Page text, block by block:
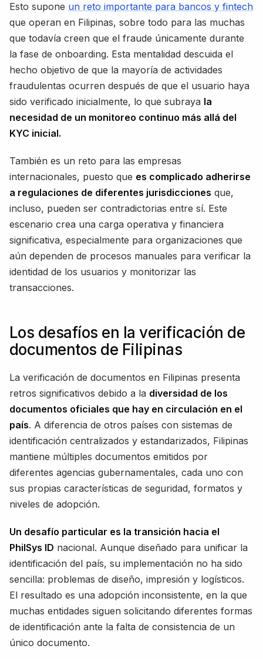
Esto supone un reto importante para bancos y fintech
que operan en Filipinas, sobre todo para las muchas
que todavía creen que el fraude únicamente durante
la fase de onboarding. Esta mentalidad descuida el
hecho objetivo de que la mayoría de actividades
fraudulentas ocurren después de que el usuario haya
sido verificado inicialmente, lo que subraya la
necesidad de un monitoreo continuo más allá del
KYC inicial.
También es un reto para las empresas
internacionales, puesto que es complicado adherirse
a regulaciones de diferentes jurisdicciones que,
incluso, pueden ser contradictorias entre sí. Este
escenario crea una carga operativa y financiera
significativa, especialmente para organizaciones que
aún dependen de procesos manuales para verificar la
identidad de los usuarios y monitorizar las
transacciones.
Los desafíos en la verificación de
documentos de Filipinas
La verificación de documentos en Filipinas presenta
retros significativos debido a la diversidad de los
documentos oficiales que hay en circulación en el
país. A diferencia de otros países con sistemas de
identificación centralizados y estandarizados, Filipinas
mantiene múltiples documentos emitidos por
diferentes agencias gubernamentales, cada uno con
sus propias características de seguridad, formatos y
niveles de adopción.
Un desafío particular es la transición hacia el
PhilSys ID nacional. Aunque diseñado para unificar la
identificación del país, su implementación no ha sido
sencilla: problemas de diseño, impresión y logísticos.
El resultado es una adopción inconsistente, en la que
muchas entidades siguen solicitando diferentes formas
de identificación ante la falta de consistencia de un
único documento.